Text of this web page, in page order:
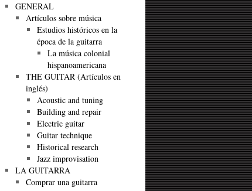
GENERAL
Artículos sobre música
Estudios históricos en la
época de la guitarra
La música colonial
hispanoamericana
THE GUITAR (Artículos en
inglés)
Acoustic and tuning
Building and repair
Electric guitar
Guitar technique
Historical research
Jazz improvisation
LA GUITARRA
Comprar una guitarra